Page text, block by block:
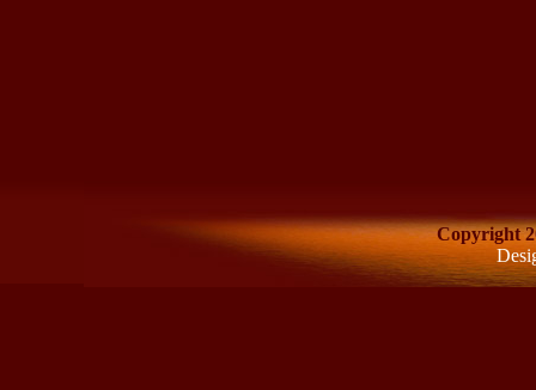
Copyright